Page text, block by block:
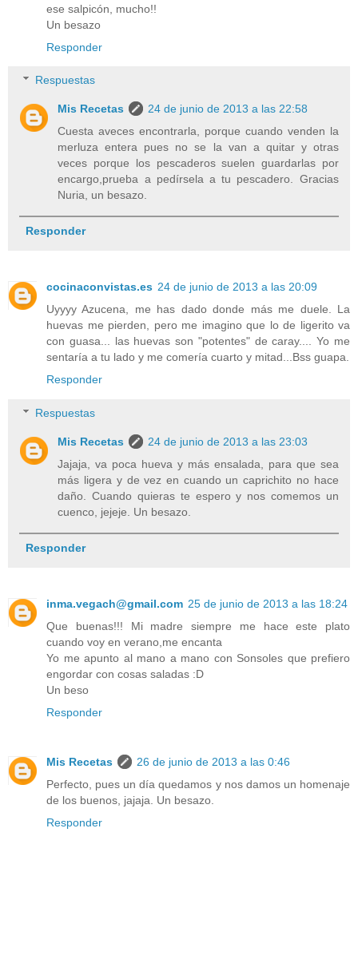
ese salpicón, mucho!!
Un besazo
Responder
Respuestas
Mis Recetas
24 de junio de 2013 a las 22:58
Cuesta aveces encontrarla, porque cuando venden la
merluza entera pues no se la van a quitar y otras
veces porque los pescaderos suelen guardarlas por
encargo,prueba a pedírsela a tu pescadero. Gracias
Nuria, un besazo.
Responder
cocinaconvistas.es 24 de junio de 2013 a las 20:09
Uyyyy Azucena, me has dado donde más me duele. La
huevas me pierden, pero me imagino que lo de ligerito va
con guasa... las huevas son "potentes" de caray.... Yo me
sentaría a tu lado y me comería cuarto y mitad...Bss guapa.
Responder
Respuestas
Mis Recetas
24 de junio de 2013 a las 23:03
Jajaja, va poca hueva y más ensalada, para que sea
más ligera y de vez en cuando un caprichito no hace
daño. Cuando quieras te espero y nos comemos un
cuenco, jejeje. Un besazo.
Responder
inma.vegach@gmail.com 25 de junio de 2013 a las 18:24
Que buenas!!! Mi madre siempre me hace este plato
cuando voy en verano,me encanta
Yo me apunto al mano a mano con Sonsoles que prefiero
engordar con cosas saladas :D
Un beso
Responder
Mis Recetas
26 de junio de 2013 a las 0:46
Perfecto, pues un día quedamos y nos damos un homenaje
de los buenos, jajaja. Un besazo.
Responder